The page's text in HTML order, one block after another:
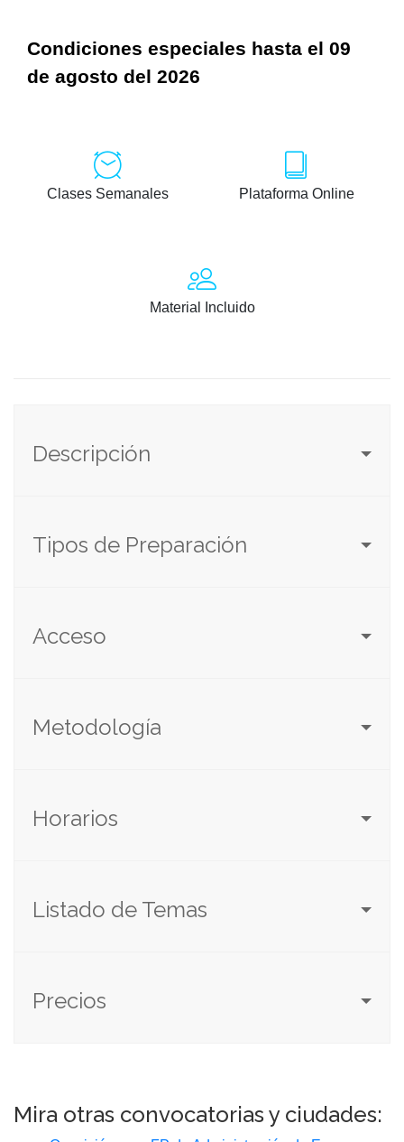
Condiciones especiales hasta el 09
de agosto del 2026
Clases Semanales Plataforma Online
Material Incluido
Descripción
Tipos de Preparación
Acceso
Metodología
Horarios
Listado de Temas
Precios
Mira otras convocatorias y ciudades: